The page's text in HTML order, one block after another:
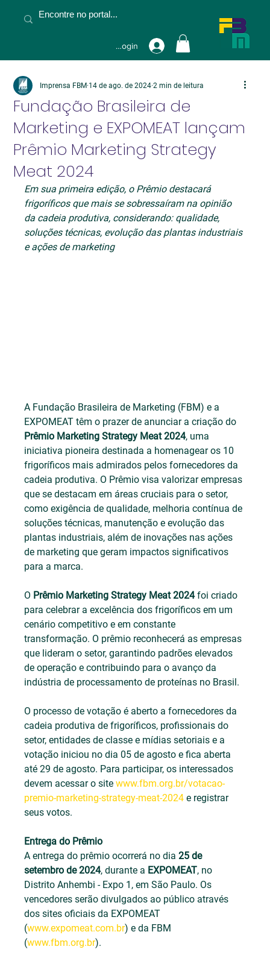
Fazer Login
Fundação Brasileira de
Marketing e EXPOMEAT lançam
Prêmio Marketing Strategy
Meat 2024
Imprensa FBM 14 de ago. de 2024 2 min de leitura
Em sua primeira edição, o Prêmio destacará
frigoríficos que mais se sobressaíram na opinião
da cadeia produtiva, considerando: qualidade,
soluções técnicas, evolução das plantas industriais
e ações de marketing
A Fundação Brasileira de Marketing (FBM) e a
EXPOMEAT têm o prazer de anunciar a criação do
Prêmio Marketing Strategy Meat 2024, uma
iniciativa pioneira destinada a homenagear os 10
frigoríficos mais admirados pelos fornecedores da
cadeia produtiva. O Prêmio visa valorizar empresas
que se destacam em áreas cruciais para o setor,
como exigência de qualidade, melhoria contínua de
soluções técnicas, manutenção e evolução das
plantas industriais, além de inovações nas ações
de marketing que geram impactos significativos
para a marca.
O Prêmio Marketing Strategy Meat 2024 foi criado
para celebrar a excelência dos frigoríficos em um
cenário competitivo e em constante
transformação. O prêmio reconhecerá as empresas
que lideram o setor, garantindo padrões elevados
de operação e contribuindo para o avanço da
indústria de processamento de proteínas no Brasil.
O processo de votação é aberto a fornecedores da
cadeia produtiva de frigoríficos, profissionais do
setor, entidades de classe e mídias setoriais e a
votação iniciou no dia 05 de agosto e fica aberta
até 29 de agosto. Para participar, os interessados
devem acessar o site www.fbm.org.br/votacao-
premio-marketing-strategy-meat-2024 e registrar
seus votos.
Entrega do Prêmio
A entrega do prêmio ocorrerá no dia 25 de
setembro de 2024, durante a EXPOMEAT, no
Distrito Anhembi - Expo 1, em São Paulo. Os
vencedores serão divulgados ao público através
dos sites oficiais da EXPOMEAT
(www.expomeat.com.br) e da FBM
(www.fbm.org.br).